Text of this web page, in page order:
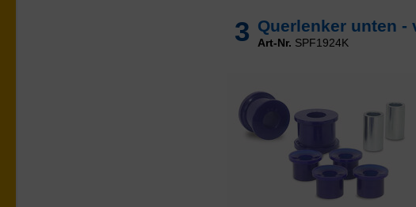
3 Querlenker unten -
Art-Nr. SPF1924K